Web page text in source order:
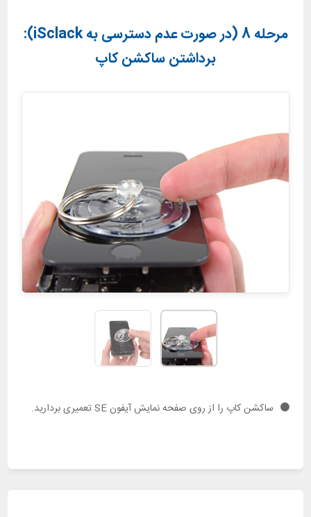
مرحله 8 (در صورت عدم دسترسی به iSclack):
برداشتن ساکشن کاپ
ساکشن کاپ را از روی صفحه نمایش آیفون SE تعمیری بردارید.